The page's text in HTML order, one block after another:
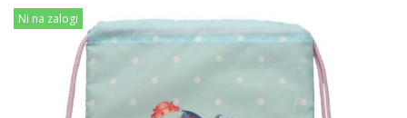
Ni na zalogi